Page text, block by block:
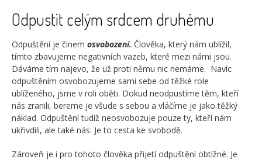
Odpustit celým srdcem druhému
Odpuštění je činem osvobození. Člověka, který nám ublížil,
tímto zbavujeme negativních vazeb, které mezi námi jsou.
Dáváme tím najevo, že už proti němu nic nemáme. Navíc
odpuštěním osvobozujeme sami sebe od těžké role
ublíženého, jsme v roli oběti. Dokud neodpustíme těm, kteří
nás zranili, bereme je všude s sebou a vláčíme je jako těžký
náklad. Odpuštění tudíž neosvobozuje pouze ty, kteří nám
ukřivdili, ale také nás. Je to cesta ke svobodě.
Zároveň je i pro tohoto člověka přijetí odpuštění obtížné. Je